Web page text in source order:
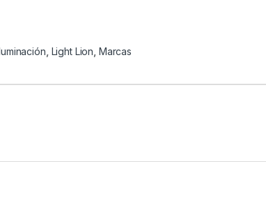
Iluminación, Light Lion, Marcas